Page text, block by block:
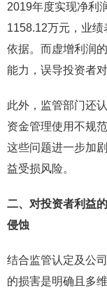
2019年度实现净利
1158.12万元，业
依据。而虚增利润
能力，误导投资者
此外，监管部门还
资金管理使用不规
这些问题进一步加
益受损风险。
二、对投资者利益
侵蚀
结合监管认定及公
的损害是明确且多